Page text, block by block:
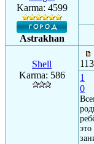
Karma: 4599
Astrakhan
Shell
Karma: 586
1
0